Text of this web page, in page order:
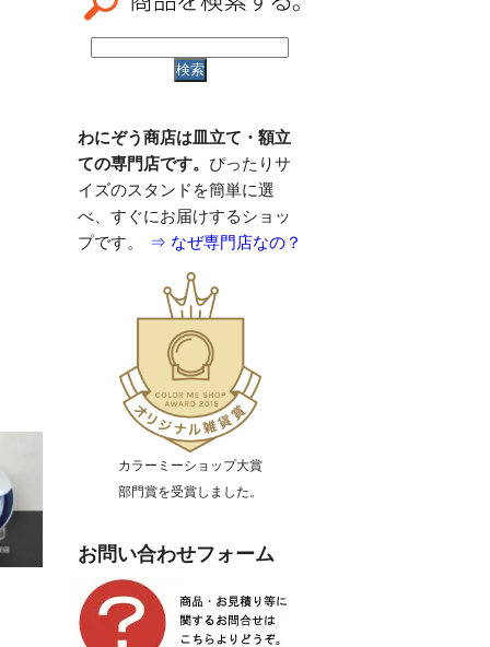
わにぞう商店は皿立て・額立
ての専門店です。 ぴったりサ
イズのスタンドを簡単に選
べ、すぐにお届けするショッ
プです。
⇒ なぜ専門店なの？
カラーミーショップ大賞
部門賞を受賞しました。
お問い合わせフォーム